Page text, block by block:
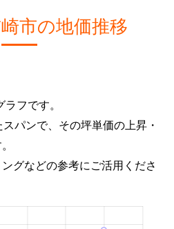
市の地価推移
フです。
パンで、その坪単価の上昇・
グなどの参考にご活用くださ